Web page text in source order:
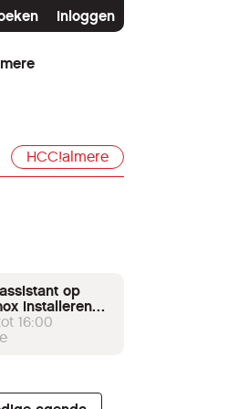
Inloggen
HCC!almere
op
installeren
red als
16:00